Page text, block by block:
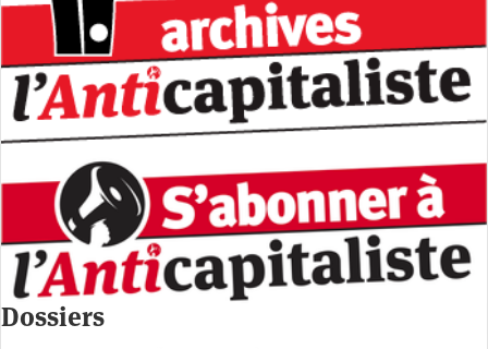
Dossiers